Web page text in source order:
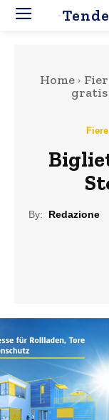
Home
gratis
By: Redazione